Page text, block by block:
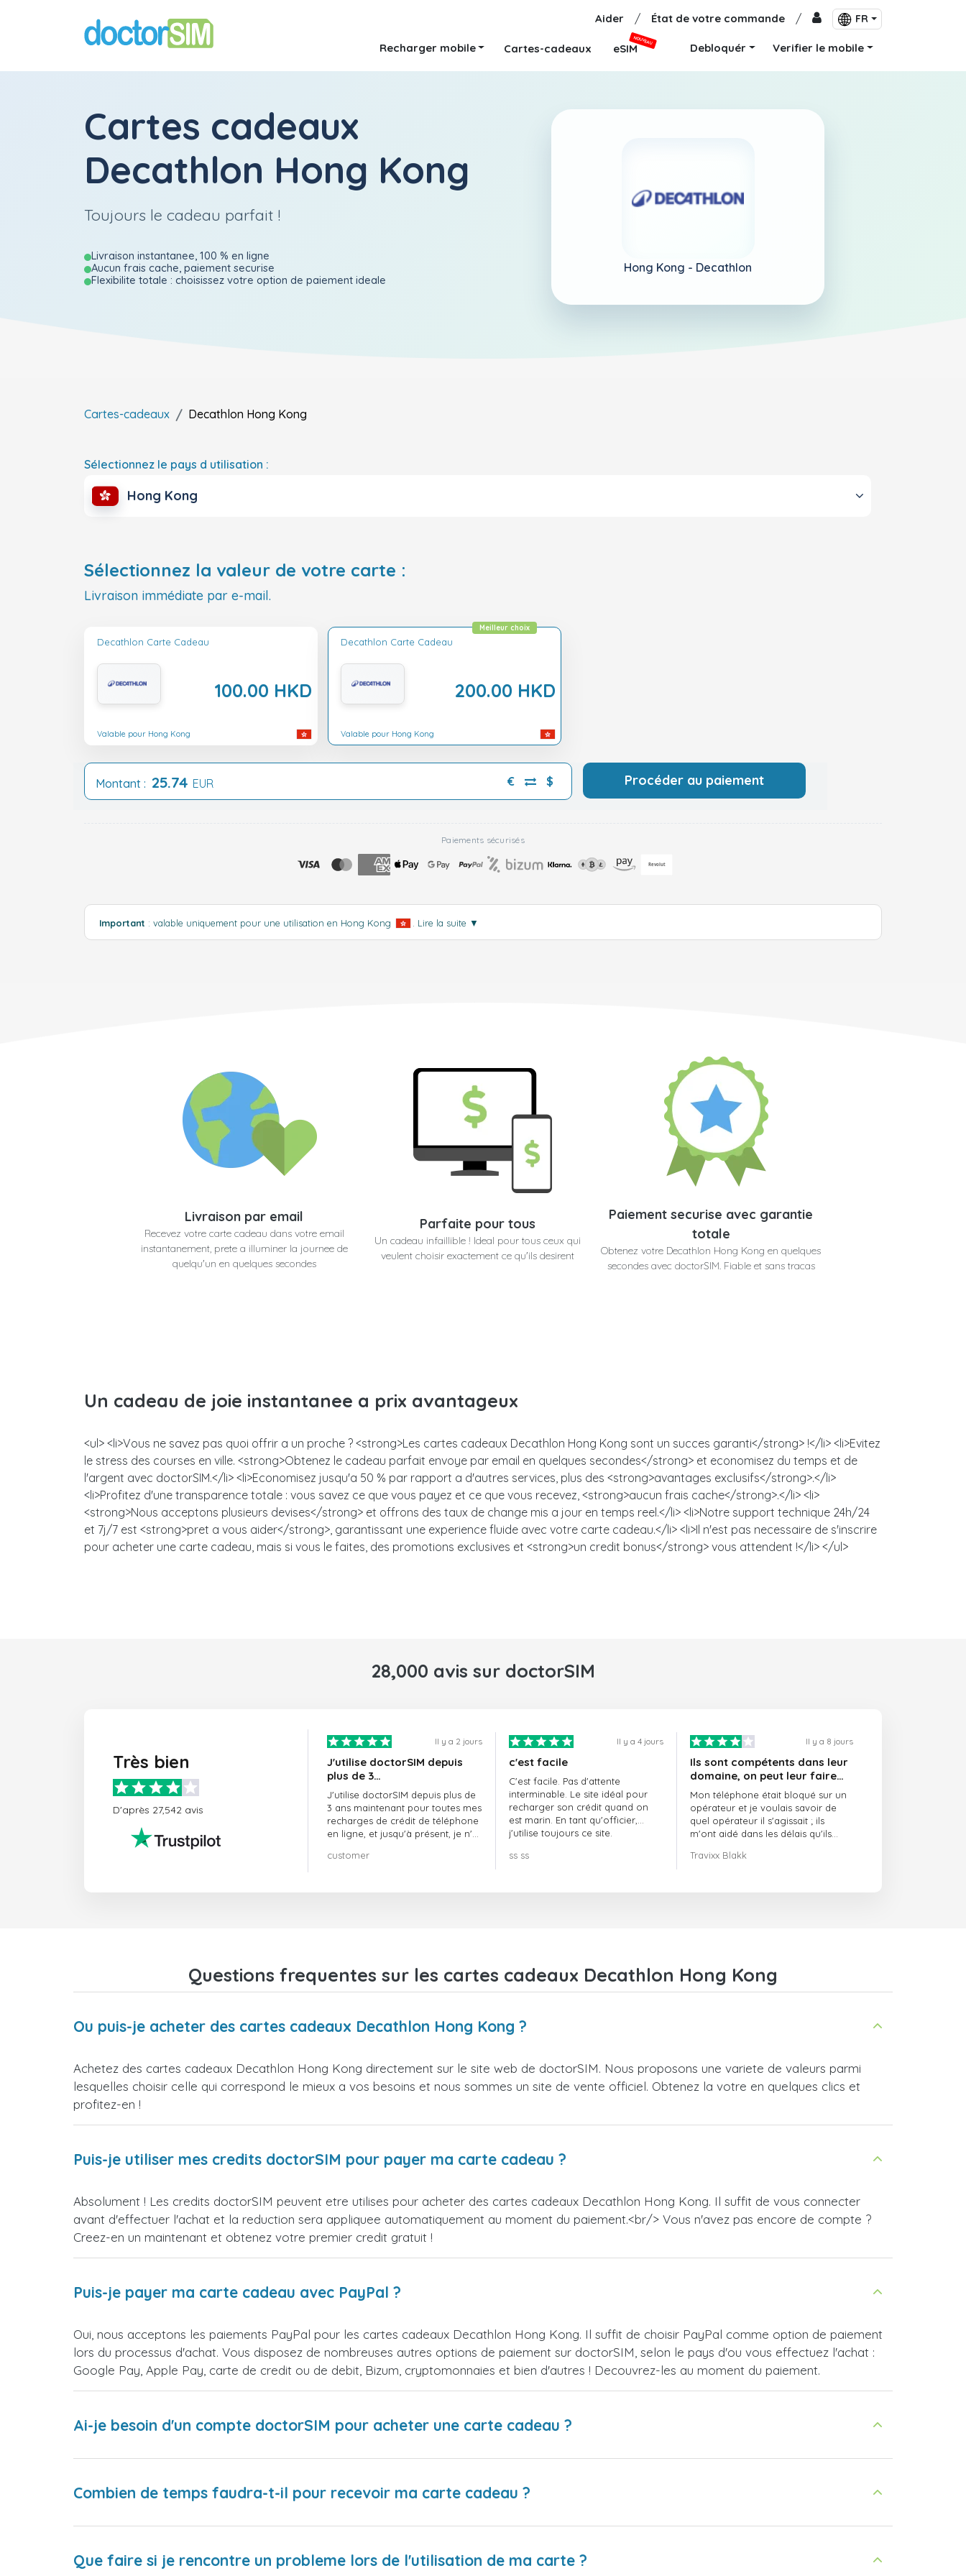
Aider / État de votre commande / FR
Recharger mobile Cartes-cadeaux eSIM
NOUVEAU
Debloquér Verifier le mobile
Cartes cadeaux
Decathlon Hong Kong
Toujours le cadeau parfait !
Livraison instantanee, 100 % en ligne
Aucun frais cache, paiement securise
Flexibilite totale : choisissez votre option de paiement ideale
Hong Kong - Decathlon
Cartes-cadeaux Decathlon Hong Kong
Sélectionnez le pays d utilisation :
Hong Kong
Sélectionnez la valeur de votre carte :
Livraison immédiate par e-mail.
Decathlon Carte Cadeau
100.00 HKD
Valable pour Hong Kong
Decathlon Carte Cadeau
200.00 HKD
Meilleur choix
Valable pour Hong Kong
Montant : 25.74 EUR € $ Procéder au paiement
Paiements sécurisés
Important : valable uniquement pour une utilisation en Hong Kong Lire la suite ▼
Livraison par email
Recevez votre carte cadeau dans votre email
instantanement, prete a illuminer la journee de
quelqu'un en quelques secondes
Parfaite pour tous
Un cadeau infaillible ! Ideal pour tous ceux qui
veulent choisir exactement ce qu'ils desirent
Paiement securise avec garantie
totale
Obtenez votre Decathlon Hong Kong en quelques
secondes avec doctorSIM. Fiable et sans tracas
Un cadeau de joie instantanee a prix avantageux
<ul> <li>Vous ne savez pas quoi offrir a un proche ? <strong>Les cartes cadeaux Decathlon Hong Kong sont un succes garanti</strong> !</li> <li>Evitez
le stress des courses en ville. <strong>Obtenez le cadeau parfait envoye par email en quelques secondes</strong> et economisez du temps et de
l'argent avec doctorSIM.</li> <li>Economisez jusqu'a 50 % par rapport a d'autres services, plus des <strong>avantages exclusifs</strong>.</li>
<li>Profitez d'une transparence totale : vous savez ce que vous payez et ce que vous recevez, <strong>aucun frais cache</strong>.</li> <li>
<strong>Nous acceptons plusieurs devises</strong> et offrons des taux de change mis a jour en temps reel.</li> <li>Notre support technique 24h/24
et 7j/7 est <strong>pret a vous aider</strong>, garantissant une experience fluide avec votre carte cadeau.</li> <li>Il n'est pas necessaire de s'inscrire
pour acheter une carte cadeau, mais si vous le faites, des promotions exclusives et <strong>un credit bonus</strong> vous attendent !</li> </ul>
28,000 avis sur doctorSIM
Très bien
D'après 27,542 avis
Il y a 2 jours
J'utilise doctorSIM depuis
plus de 3…
J'utilise doctorSIM depuis plus de
3 ans maintenant pour toutes mes
recharges de crédit de téléphone
en ligne, et jusqu'à présent, je n'ai
vivement !!!
customer
Il y a 4 jours
c'est facile
C'est facile. Pas d'attente
interminable. Le site idéal pour
recharger son crédit quand on
est marin. En tant qu'officier,
j'utilise toujours ce site.
ss ss
Il y a 8 jours
Ils sont compétents dans leur
domaine, on peut leur faire
confiance et ils sont toujours
ponctuels
Mon téléphone était bloqué sur un
opérateur et je voulais savoir de
quel opérateur il s'agissait ; ils
m'ont aidé dans les délais qu'ils
Travixx Blakk
Questions frequentes sur les cartes cadeaux Decathlon Hong Kong
Ou puis-je acheter des cartes cadeaux Decathlon Hong Kong ?
Achetez des cartes cadeaux Decathlon Hong Kong directement sur le site web de doctorSIM. Nous proposons une variete de valeurs parmi
lesquelles choisir celle qui correspond le mieux a vos besoins et nous sommes un site de vente officiel. Obtenez la votre en quelques clics et
profitez-en !
Puis-je utiliser mes credits doctorSIM pour payer ma carte cadeau ?
Absolument ! Les credits doctorSIM peuvent etre utilises pour acheter des cartes cadeaux Decathlon Hong Kong. Il suffit de vous connecter
avant d'effectuer l'achat et la reduction sera appliquee automatiquement au moment du paiement.<br/> Vous n'avez pas encore de compte ?
Creez-en un maintenant et obtenez votre premier credit gratuit !
Puis-je payer ma carte cadeau avec PayPal ?
Oui, nous acceptons les paiements PayPal pour les cartes cadeaux Decathlon Hong Kong. Il suffit de choisir PayPal comme option de paiement
lors du processus d'achat. Vous disposez de nombreuses autres options de paiement sur doctorSIM, selon le pays d'ou vous effectuez l'achat :
Google Pay, Apple Pay, carte de credit ou de debit, Bizum, cryptomonnaies et bien d'autres ! Decouvrez-les au moment du paiement.
Ai-je besoin d'un compte doctorSIM pour acheter une carte cadeau ?
Combien de temps faudra-t-il pour recevoir ma carte cadeau ?
Que faire si je rencontre un probleme lors de l'utilisation de ma carte ?